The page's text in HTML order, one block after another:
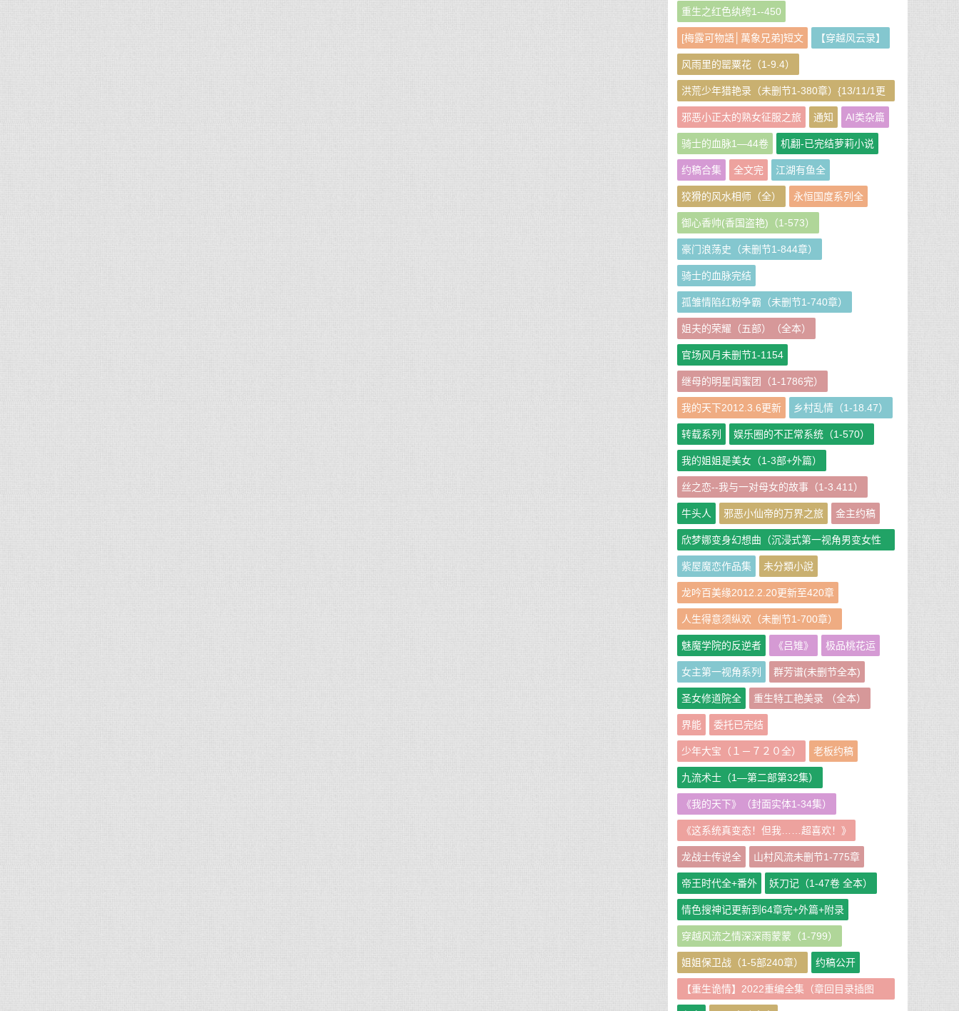
重生之红色纨绔1--450
[梅露可物語│萬象兄弟]短文 【穿越风云录】
风雨里的罂粟花（1-9.4）
洪荒少年猎艳录（未删节1-380章）{13/11/1更
新}
邪恶小正太的熟女征服之旅 通知 AI类杂篇
骑士的血脉1—44卷 机翻-已完结萝莉小说
约稿合集 全文完 江湖有鱼全
狡猾的风水相师（全） 永恒国度系列全
御心香帅(香国盗艳)（1-573）
豪门浪荡史（未删节1-844章）
骑士的血脉完结
孤雏情陷红粉争霸（未删节1-740章）
姐夫的荣耀（五部）（全本）
官场风月未删节1-1154
继母的明星闺蜜团（1-1786完）
我的天下2012.3.6更新 乡村乱情（1-18.47）
转载系列 娱乐圈的不正常系统（1-570）
我的姐姐是美女（1-3部+外篇）
丝之恋--我与一对母女的故事（1-3.411）
牛头人 邪恶小仙帝的万界之旅 金主约稿
欣梦娜变身幻想曲（沉浸式第一视角男变女性
转短篇小说集）
紫屋魔恋作品集 未分類小說
龙吟百美缘2012.2.20更新至420章
人生得意须纵欢（未删节1-700章）
魅魔学院的反逆者 《吕雉》 极品桃花运
女主第一视角系列 群芳谱(未删节全本)
圣女修道院全 重生特工艳美录 （全本）
界能 委托已完结
少年大宝（１－７２０全） 老板约稿
九流术士（1—第二部第32集）
《我的天下》（封面实体1-34集）
《这系统真变态！但我……超喜欢！》
龙战士传说全 山村风流未删节1-775章
帝王时代全+番外 妖刀记（1-47卷 全本）
情色搜神记更新到64章完+外篇+附录
穿越风流之情深深雨蒙蒙（1-799）
姐姐保卫战（1-5部240章） 约稿公开
【重生诡情】2022重编全集（章回目录插图